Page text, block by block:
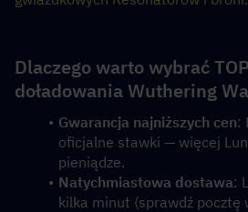
Dlaczego warto wybrać
doładowania Wuthering
Gwarancja najniższych cen:
oficjalne stawki — więcej
pieniądze.
Natychmiastowa dostawa:
kilka minut (sprawdź pocztę